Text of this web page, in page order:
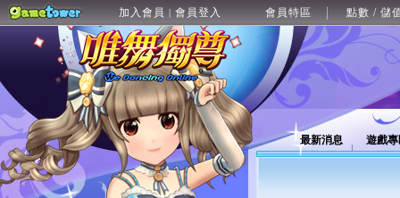
加入會員 | 會員登入 會員特區 點數 / 儲
最新消息 遊戲